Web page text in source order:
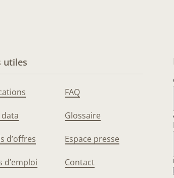
utiles
d’offres
d’emploi
FAQ
Glossaire
Espace presse
Contact